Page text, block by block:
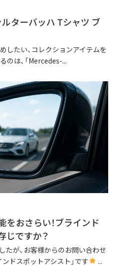
ターバッハ Tシャツ ブ
したい、コレクションアイテムを
のは、「Mercedes-...
をおさらい！ブラインド
じですか？
たが、お客様からのお問い合わせ
ドスポットアシスト」です
...